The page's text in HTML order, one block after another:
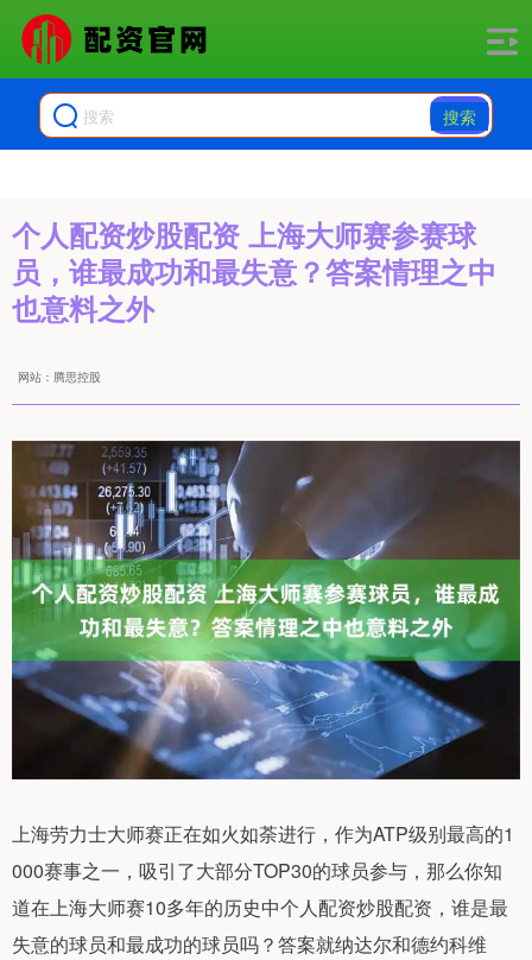
搜索
个人配资炒股配资 上海大师赛参赛球
员，谁最成功和最失意？答案情理之中
也意料之外
网站：腾思控股
上海劳力士大师赛正在如火如荼进行，作为ATP级别最高的1
000赛事之一，吸引了大部分TOP30的球员参与，那么你知
道在上海大师赛10多年的历史中个人配资炒股配资，谁是最
失意的球员和最成功的球员吗？答案就纳达尔和德约科维